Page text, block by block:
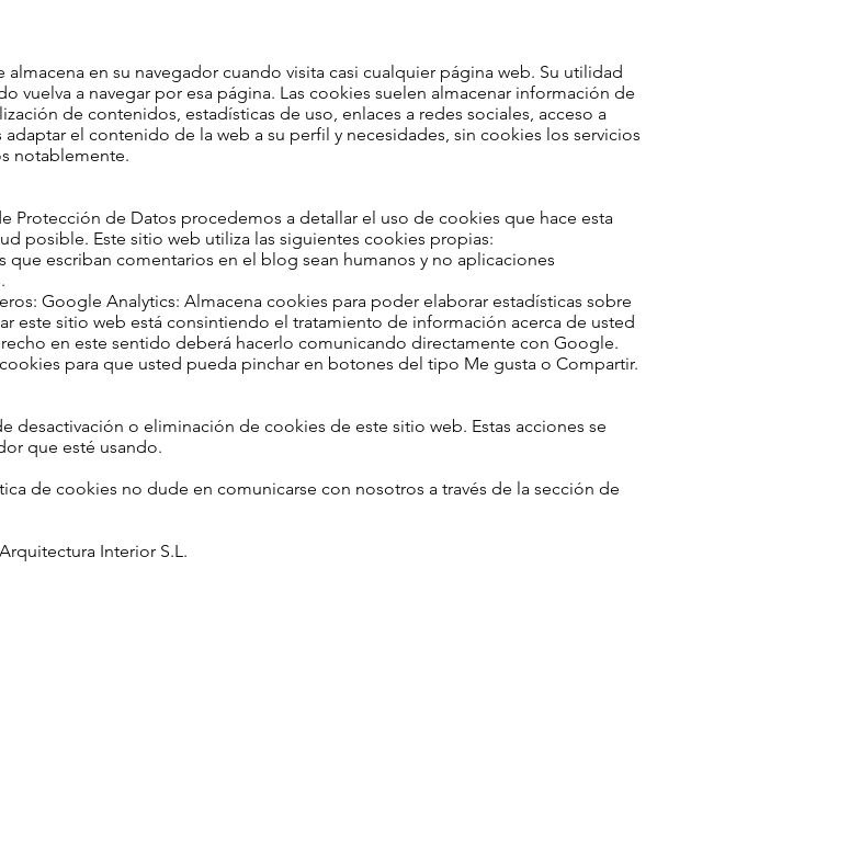
en su navegador cuando visita casi cualquier página web. Su utilidad
vuelva a navegar por esa página. Las cookies suelen almacenar información de
de contenidos, estadísticas de uso, enlaces a redes sociales, acceso a
el contenido de la web a su perfil y necesidades, sin cookies los servicios
notablemente.
Protección de Datos procedemos a detallar el uso de cookies que hace esta
posible. Este sitio web utiliza las siguientes cookies propias:
que escriban comentarios en el blog sean humanos y no aplicaciones
Google Analytics: Almacena cookies para poder elaborar estadísticas sobre
este sitio web está consintiendo el tratamiento de información acerca de usted
en este sentido deberá hacerlo comunicando directamente con Google.
para que usted pueda pinchar en botones del tipo Me gusta o Compartir.
desactivación o eliminación de cookies de este sitio web. Estas acciones se
que esté usando.
de cookies no dude en comunicarse con nosotros a través de la sección de
Interior S.L.